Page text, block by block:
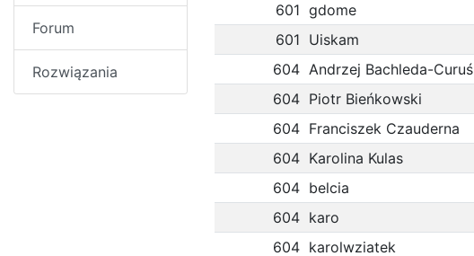
Forum
Rozwiązania
601 gdome
601 Uiskam
604 Andrzej Bachleda-Curuś
604 Piotr Bieńkowski
604 Franciszek Czauderna
604 Karolina Kulas
604 belcia
604 karo
604 karolwziatek